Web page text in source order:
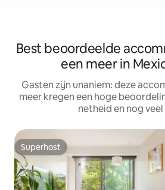
Best beoordeelde
een meer in
Gasten zijn unaniem: deze
meer kregen een hoge
netheid en nog veel
Superhost
Superhost